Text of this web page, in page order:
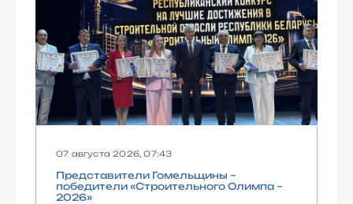
07 августа 2026, 07:43
Представители Гомельщины –
победители «Строительного Олимпа –
2026»